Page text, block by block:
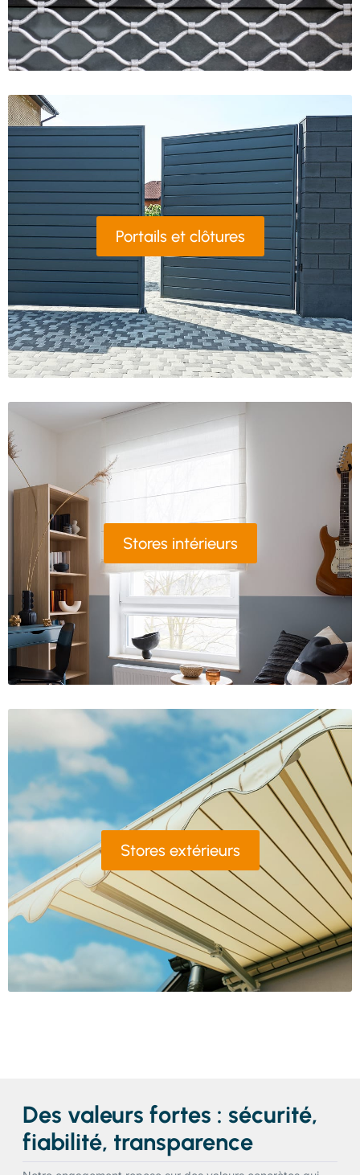
Portails et clôtures
Stores intérieurs
Stores extérieurs
Des valeurs fortes : sécurité,
fiabilité, transparence